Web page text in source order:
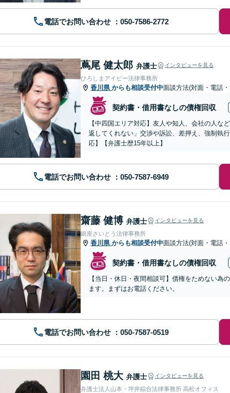
電話でお問い合わせ
蔦尾 健太郎 弁護士 インタビューを見る
ひろしまアイビー法律事務所
香川県 からも相談受付中面談方法(対面・電話
契約書・借用書なしの債権回収
【中四国エリア対応】友人や知人、会社の人な
返してくれない」交渉や訴訟、差押え、強制執
応】【弁護士歴15年以上】
電話でお問い合わせ
齋藤 健博 弁護士 インタビューを見る
銀座さいとう法律事務所
香川県 からも相談受付中面談方法(対面・電話
契約書・借用書なしの債権回収
【当日・休日・夜間相談可】債権をためない為
ます。まずはお電話ください。
電話でお問い合わせ
園田 桃大 弁護士 インタビューを見る
弁護士法人山本・坪井綜合法律事務所 高松オフィス